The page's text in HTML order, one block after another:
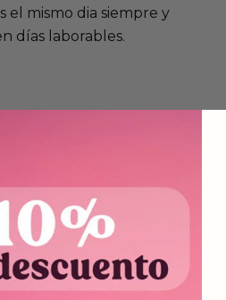
el mismo dia siempre y
días laborables.
funcionan
fabricación te lo
garantía significa que
de fabricación durante